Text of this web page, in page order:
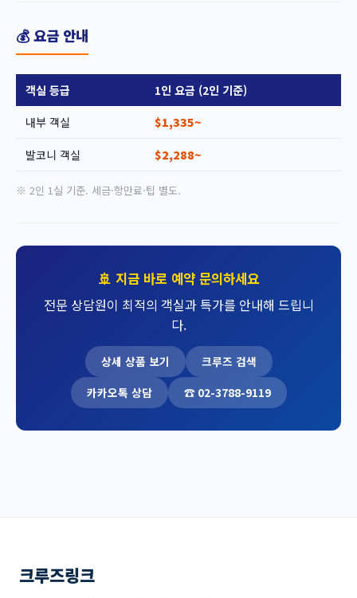
💰 요금 안내
객실 등급
1인 요금 (2인 기준)
내부 객실
$1,335~
발코니 객실 $2,288~
※ 2인 1실 기준. 세금·항만료·팁 별도.
🚢 지금 바로 예약 문의하세요
전문 상담원이 최적의 객실과 특가를 안내해 드립니
다.
상세 상품 보기
크루즈 검색
카카오톡 상담
☎ 02-3788-9119
크루즈링크